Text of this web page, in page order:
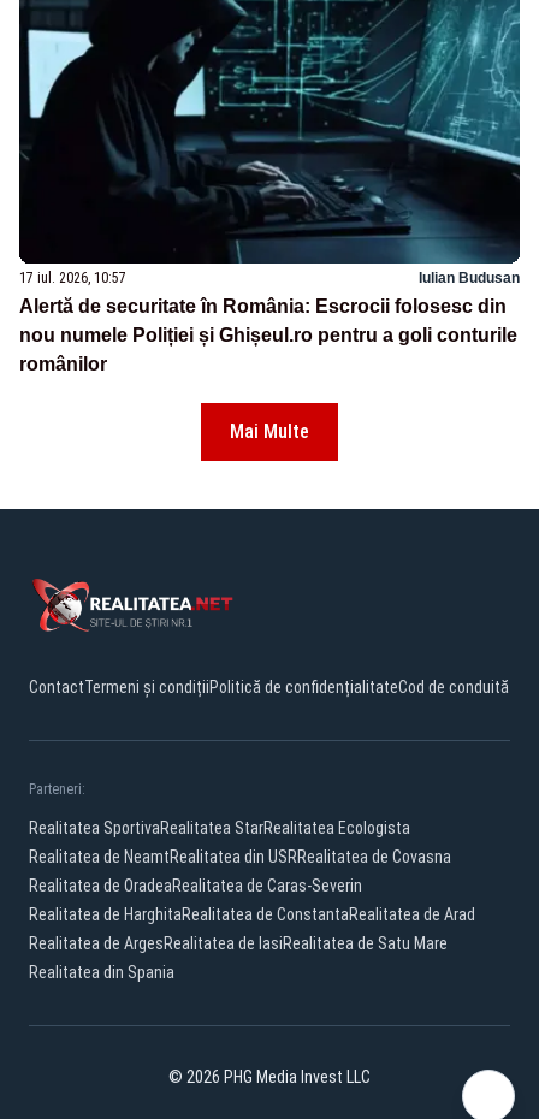
17 iul. 2026, 10:57 Iulian Budusan
Alertă de securitate în România: Escrocii folosesc din
nou numele Poliției și Ghișeul.ro pentru a goli conturile
românilor
Mai Multe
ContactTermeni și condițiiPolitică de confidențialitateCod de conduită
Parteneri:
Realitatea SportivaRealitatea StarRealitatea Ecologista
Realitatea de NeamtRealitatea din USRRealitatea de Covasna
Realitatea de OradeaRealitatea de Caras-Severin
Realitatea de HarghitaRealitatea de ConstantaRealitatea de Arad
Realitatea de ArgesRealitatea de IasiRealitatea de Satu Mare
Realitatea din Spania
© 2026 PHG Media Invest LLC